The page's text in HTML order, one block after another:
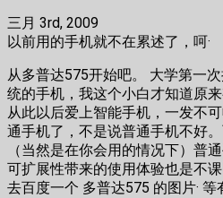
三月 3rd, 2009
以前用的手机就不在累述了，呵·
从多普达575开始吧。 大学第一
统的手机，我这个小白才知道原
从此以后爱上智能手机，一发不
通手机了，不是说普通手机不好
（当然是在你会用的情况下）普
可扩展性带来的使用体验也是不课
去百度一个 多普达575 的图片· 等